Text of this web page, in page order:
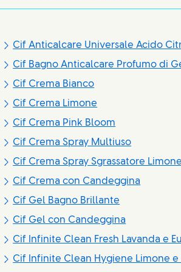
Cif Anticalcare Universale Acido
Cif Bagno Anticalcare Profumo di
Cif Crema Bianco
Cif Crema Limone
Cif Crema Pink Bloom
Cif Crema Spray Multiuso
Cif Crema Spray Sgrassatore Limone
Cif Crema con Candeggina
Cif Gel Bagno Brillante
Cif Gel con Candeggina
Cif Infinite Clean Fresh Lavanda e
Cif Infinite Clean Hygiene Limone e